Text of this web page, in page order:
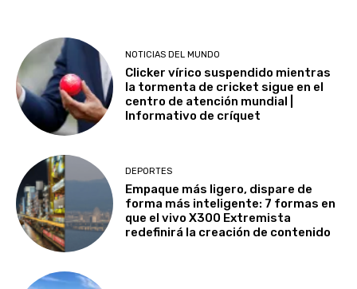
NOTICIAS DEL MUNDO
Clicker vírico suspendido mientras
la tormenta de cricket sigue en el
centro de atención mundial |
Informativo de críquet
DEPORTES
Empaque más ligero, dispare de
forma más inteligente: 7 formas en
que el vivo X300 Extremista
redefinirá la creación de contenido